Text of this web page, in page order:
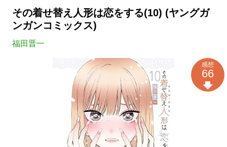
その着せ替え人形は恋をする(10) (ヤングガ
ンガンコミックス)
福田晋一
感想
66